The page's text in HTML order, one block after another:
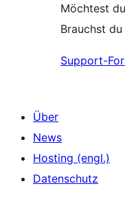
Möchtest
Brauchst
Support-
Über
News
Hosting (engl.)
Datenschutz